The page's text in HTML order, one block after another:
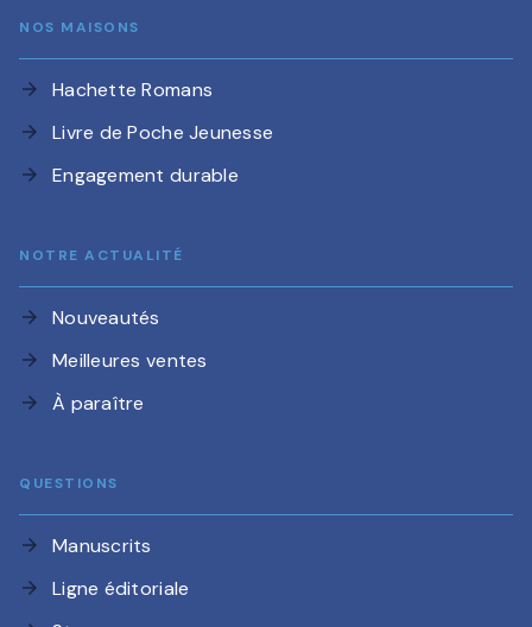
NOS MAISONS
arrow_forward Hachette Romans
arrow_forward Livre de Poche Jeunesse
arrow_forward Engagement durable
NOTRE ACTUALITÉ
arrow_forward Nouveautés
arrow_forward Meilleures ventes
arrow_forward À paraître
QUESTIONS
arrow_forward Manuscrits
arrow_forward Ligne éditoriale